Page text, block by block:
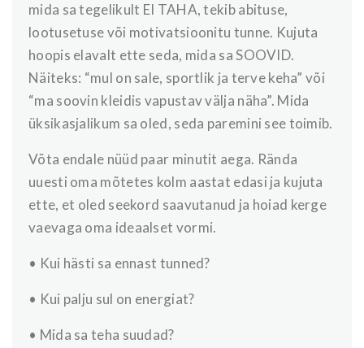
mida sa tegelikult EI TAHA, tekib abituse,
lootusetuse või motivatsioonitu tunne. Kujuta
hoopis elavalt ette seda, mida sa SOOVID.
Näiteks: “mul on sale, sportlik ja terve keha” või
“ma soovin kleidis vapustav välja näha”. Mida
üksikasjalikum sa oled, seda paremini see toimib.
Võta endale nüüd paar minutit aega. Rända
uuesti oma mõtetes kolm aastat edasi ja kujuta
ette, et oled seekord saavutanud ja hoiad kerge
vaevaga oma ideaalset vormi.
• Kui hästi sa ennast tunned?
• Kui palju sul on energiat?
• Mida sa teha suudad?